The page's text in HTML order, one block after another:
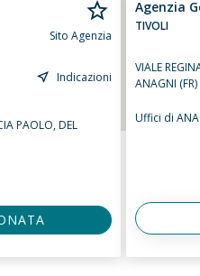
Sito Agenzia
Indicazioni
PAOLO,DEL
Agenzia
TIVOLI
VIALE
ANAGNI (FR)
Uffici di